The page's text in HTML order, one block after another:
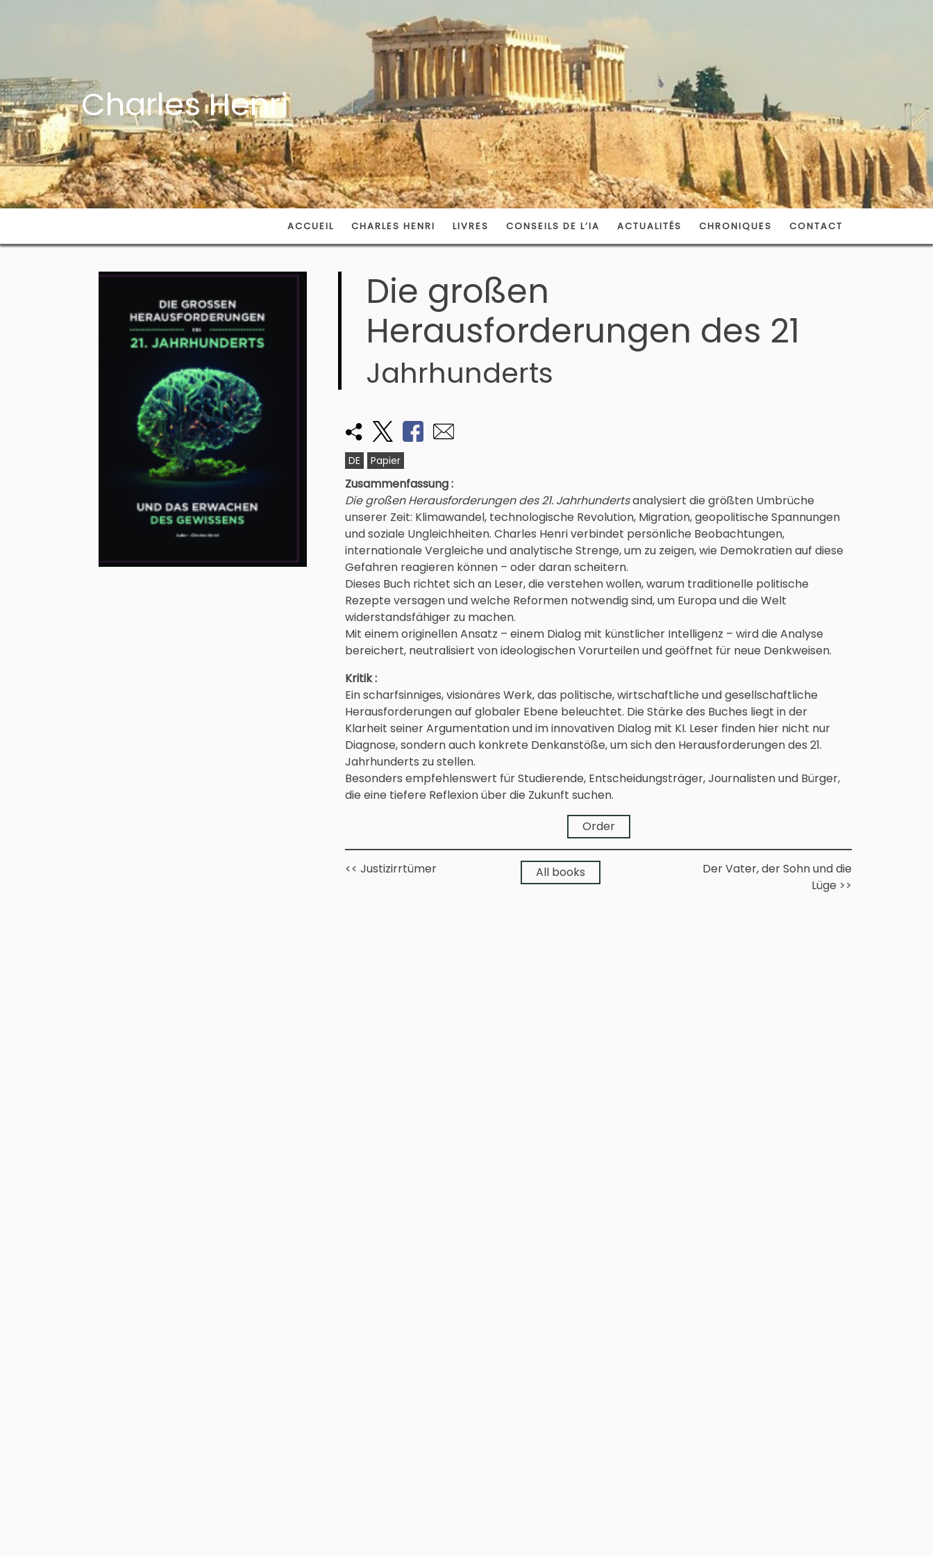
Charles Henri
ACCUEIL CHARLES HENRI LIVRES CONSEILS DE L’IA ACTUALITÉS CHRONIQUES CONTACT
Die großen
Herausforderungen des 21
Jahrhunderts
DE Papier
Zusammenfassung :
Die großen Herausforderungen des 21. Jahrhundertsanalysiert die größten Umbrüche
unserer Zeit: Klimawandel, technologische Revolution, Migration, geopolitische Spannungen
und soziale Ungleichheiten. Charles Henri verbindet persönliche Beobachtungen,
internationale Vergleiche und analytische Strenge, um zu zeigen, wie Demokratien auf diese
Gefahren reagieren können – oder daran scheitern.
Dieses Buch richtet sich an Leser, die verstehen wollen, warum traditionelle politische
Rezepte versagen und welche Reformen notwendig sind, um Europa und die Welt
widerstandsfähiger zu machen.
Mit einem originellen Ansatz – einem Dialog mit künstlicher Intelligenz – wird die Analyse
bereichert, neutralisiert von ideologischen Vorurteilen und geöffnet für neue Denkweisen.
Kritik :
Ein scharfsinniges, visionäres Werk, das politische, wirtschaftliche und gesellschaftliche
Herausforderungen auf globaler Ebene beleuchtet. Die Stärke des Buches liegt in der
Klarheit seiner Argumentation und im innovativen Dialog mit KI. Leser finden hier nicht nur
Diagnose, sondern auch konkrete Denkanstöße, um sich den Herausforderungen des 21.
Jahrhunderts zu stellen.
Besonders empfehlenswert für Studierende, Entscheidungsträger, Journalisten und Bürger,
die eine tiefere Reflexion über die Zukunft suchen.
Order➔
<< Justizirrtümer All books
Der Vater, der Sohn und die
Lüge >>